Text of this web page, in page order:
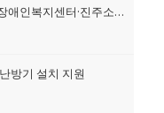
진주우편집중국 행복나눔 봉사단, 진주장애인복지센터·진주소담마을에 쌀 기부
방기 설치 지원